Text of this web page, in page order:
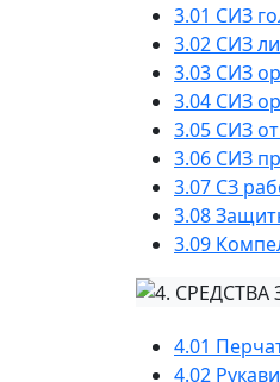
3.01 СИЗ
3.02 СИЗ
3.03 СИЗ
3.04 СИЗ
3.05 СИЗ
3.06 СИЗ
3.07 СЗ
3.08
3.09
4.01
4.02